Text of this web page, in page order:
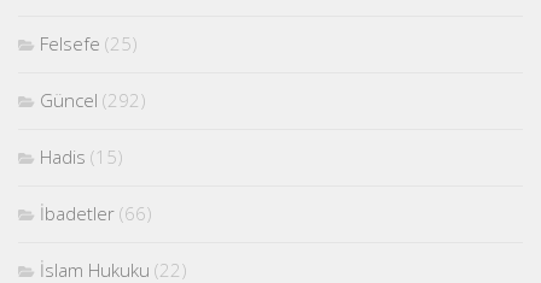
Felsefe (25)
Güncel (292)
Hadis (15)
İbadetler (66)
İslam Hukuku (22)